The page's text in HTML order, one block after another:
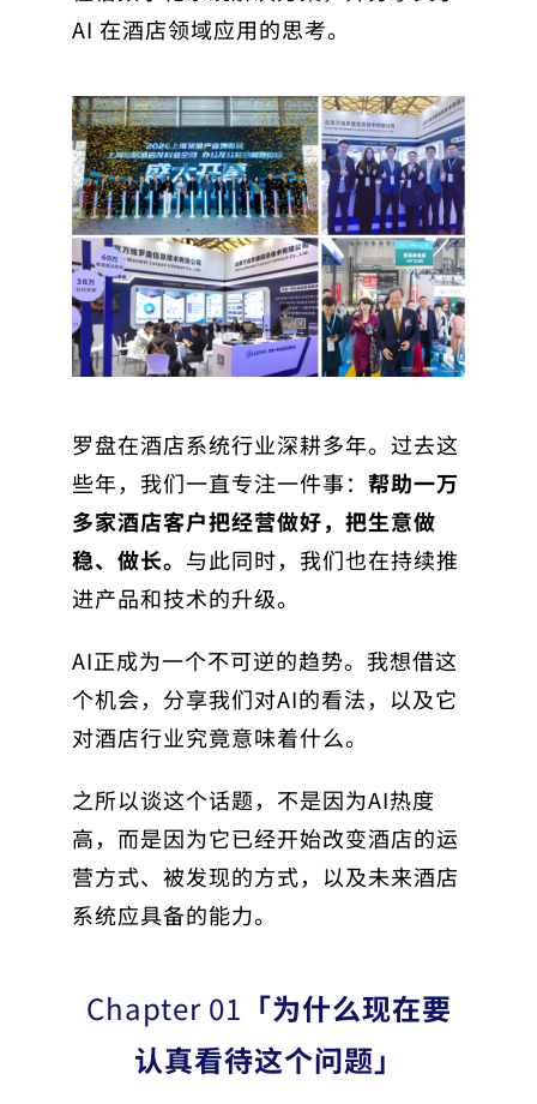
AI 在酒店领域应用的思考。
罗盘在酒店系统行业深耕多年。过去这
些年，我们一直专注一件事： 帮助一万
多家酒店客户把经营做好，把生意做
稳、做长。 与此同时，我们也在持续推
进产品和技术的升级。
AI正成为一个不可逆的趋势。我想借这
个机会，分享我们对AI的看法，以及它
对酒店行业究竟意味着什么。
之所以谈这个话题，不是因为AI热度
高，而是因为它已经开始改变酒店的运
营方式、被发现的方式，以及未来酒店
系统应具备的能力。
Chapter 01 「为什么现在要
认真看待这个问题」